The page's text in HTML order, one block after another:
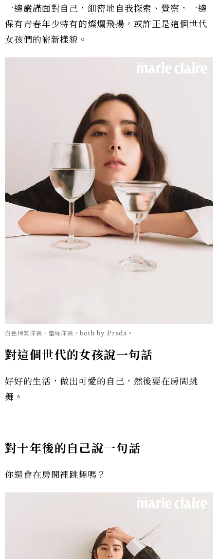
一邊嚴謹面對自己，細密地自我探索、覺察，一邊
保有青春年少特有的燦爛飛揚，或許正是這個世代
女孩們的嶄新樣貌。
白色棉質洋裝、蕾絲洋裝，both by Prada。
對這個世代的女孩說一句話
好好的生活，做出可愛的自己，然後要在房間跳
舞。
對十年後的自己說一句話
你還會在房間裡跳舞嗎？